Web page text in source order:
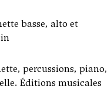
basse, alto et
percussions, piano,
Éditions musicales